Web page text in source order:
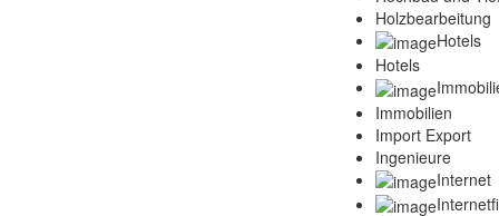
Holzbearbeitung
Hotels
Hotels
Immobilien
Import Export
Ingenieure
Internet